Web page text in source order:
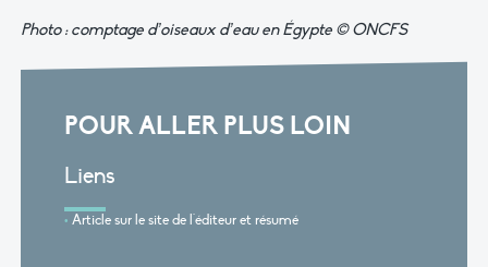
Photo : comptage d’oiseaux d’eau en Égypte © ONCFS
POUR ALLER PLUS LOIN
Liens
Article sur le site de l'éditeur et résumé